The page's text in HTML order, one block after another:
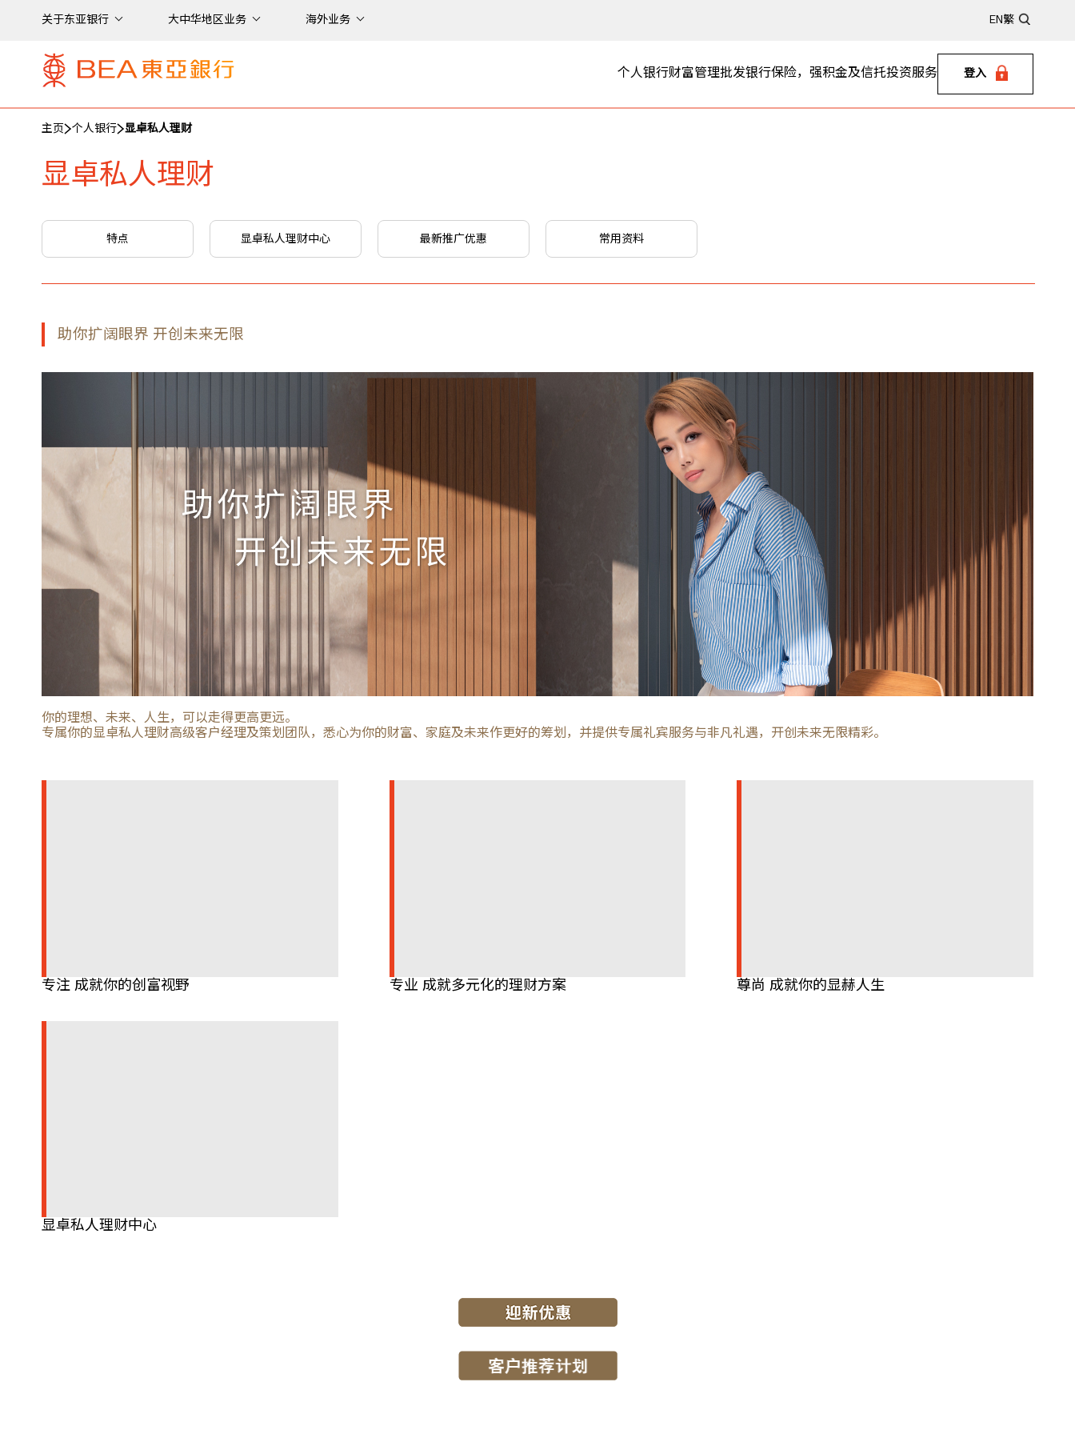
关于东亚银行 大中华地区业务 海外业务 EN 繁
个人银行财富管理批发银行保险，强积金及信托投资服务 登入
主页 个人银行 显卓私人理财
显卓私人理财
特点 显卓私人理财中心 最新推广优惠 常用资料
助你扩阔眼界 开创未来无限
你的理想、未来、人生，可以走得更高更远。
专属你的显卓私人理财高级客户经理及策划团队，悉心为你的财富、家庭及未来作更好的筹划，并提供专属礼宾服务与非凡礼遇，开创未来无限精彩。
专注 成就你的创富视野 专业 成就多元化的理财方案 尊尚 成就你的显赫人生
显卓私人理财中心